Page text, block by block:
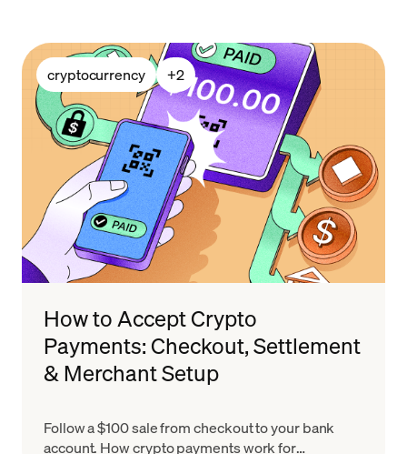
cryptocurrency +2
How to Accept Crypto
Payments: Checkout, Settlement
& Merchant Setup
Follow a $100 sale from checkout to your bank
account. How crypto payments work for